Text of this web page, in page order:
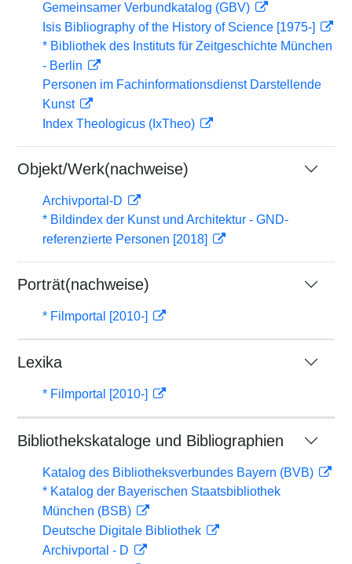
Gemeinsamer Verbundkatalog (GBV)
Isis Bibliography of the History of Science [1975-]
* Bibliothek des Instituts für Zeitgeschichte München
- Berlin
Personen im Fachinformationsdienst Darstellende
Kunst
Index Theologicus (IxTheo)
Objekt/Werk(nachweise)
Archivportal-D
* Bildindex der Kunst und Architektur - GND-
referenzierte Personen [2018]
Porträt(nachweise)
* Filmportal [2010-]
Lexika
* Filmportal [2010-]
Bibliothekskataloge und Bibliographien
Katalog des Bibliotheksverbundes Bayern (BVB)
* Katalog der Bayerischen Staatsbibliothek
München (BSB)
Deutsche Digitale Bibliothek
Archivportal - D